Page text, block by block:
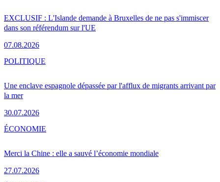
EXCLUSIF : L'Islande demande à Bruxelles de ne pas s'immiscer
dans son référendum sur l'UE
07.08.2026
Une enclave espagnole dépassée par l'afflux de migrants arrivant par
la mer
30.07.2026
POLITIQUE
Merci la Chine : elle a sauvé l’économie mondiale
27.07.2026
ÉCONOMIE